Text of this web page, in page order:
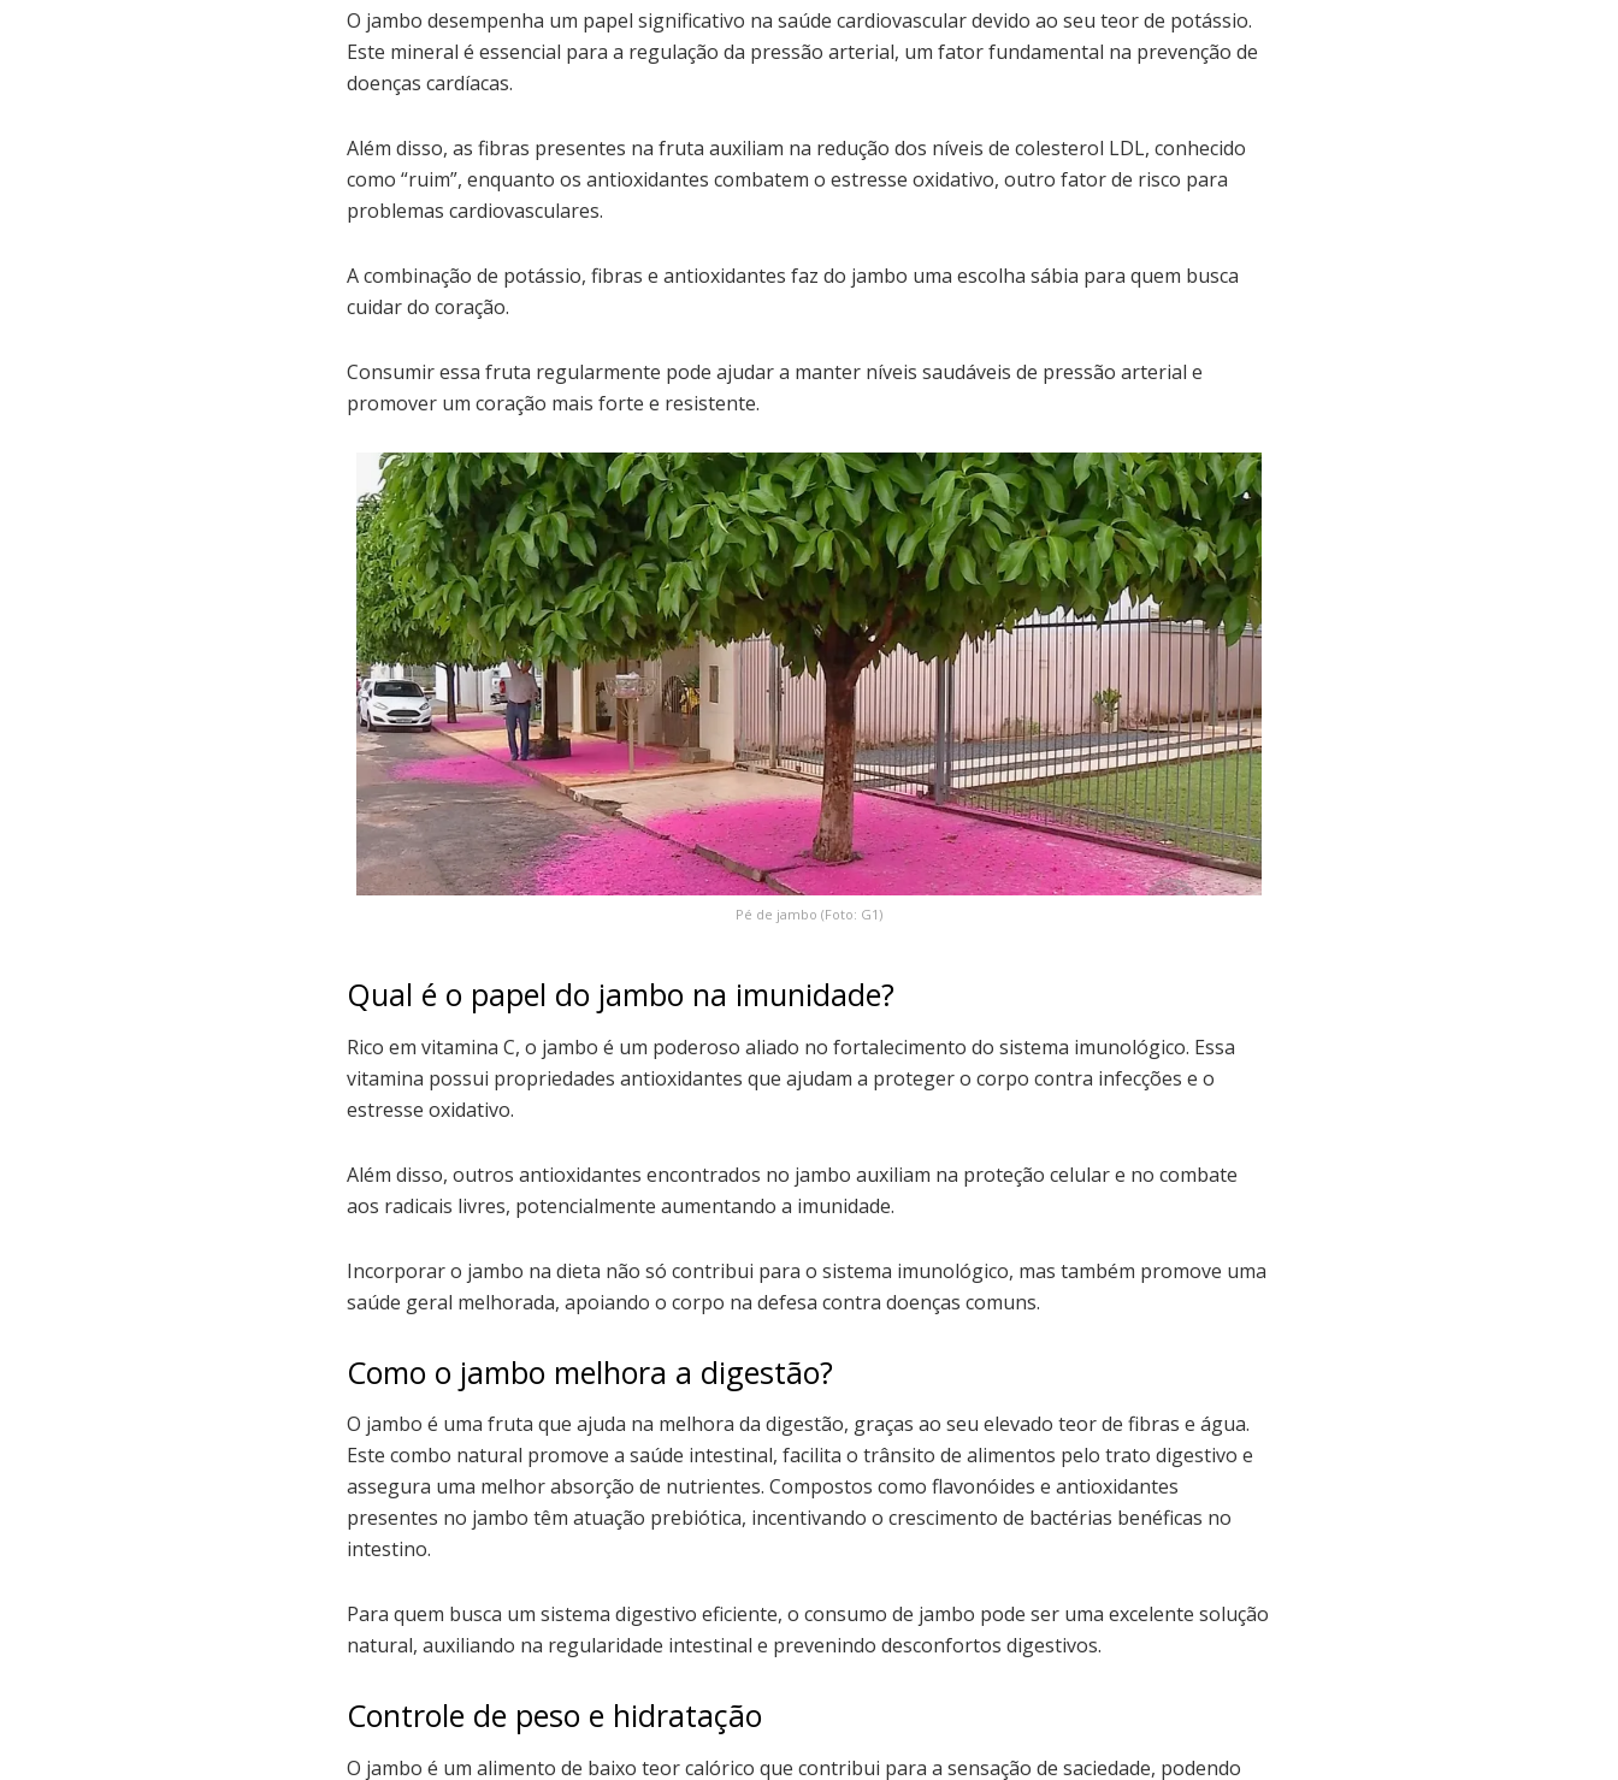
O jambo desempenha um papel significativo na saúde cardiovascular devido ao seu teor de potássio.
Este mineral é essencial para a regulação da pressão arterial, um fator fundamental na prevenção de
doenças cardíacas.
Além disso, as fibras presentes na fruta auxiliam na redução dos níveis de colesterol LDL, conhecido
como “ruim”, enquanto os antioxidantes combatem o estresse oxidativo, outro fator de risco para
problemas cardiovasculares.
A combinação de potássio, fibras e antioxidantes faz do jambo uma escolha sábia para quem busca
cuidar do coração.
Consumir essa fruta regularmente pode ajudar a manter níveis saudáveis de pressão arterial e
promover um coração mais forte e resistente.
Pé de jambo (Foto: G1)
Qual é o papel do jambo na imunidade?
Rico em vitamina C, o jambo é um poderoso aliado no fortalecimento do sistema imunológico. Essa
vitamina possui propriedades antioxidantes que ajudam a proteger o corpo contra infecções e o
estresse oxidativo.
Além disso, outros antioxidantes encontrados no jambo auxiliam na proteção celular e no combate
aos radicais livres, potencialmente aumentando a imunidade.
Incorporar o jambo na dieta não só contribui para o sistema imunológico, mas também promove uma
saúde geral melhorada, apoiando o corpo na defesa contra doenças comuns.
Como o jambo melhora a digestão?
O jambo é uma fruta que ajuda na melhora da digestão, graças ao seu elevado teor de fibras e água.
Este combo natural promove a saúde intestinal, facilita o trânsito de alimentos pelo trato digestivo e
assegura uma melhor absorção de nutrientes. Compostos como flavonóides e antioxidantes
presentes no jambo têm atuação prebiótica, incentivando o crescimento de bactérias benéficas no
intestino.
Para quem busca um sistema digestivo eficiente, o consumo de jambo pode ser uma excelente solução
natural, auxiliando na regularidade intestinal e prevenindo desconfortos digestivos.
Controle de peso e hidratação
O jambo é um alimento de baixo teor calórico que contribui para a sensação de saciedade, podendo